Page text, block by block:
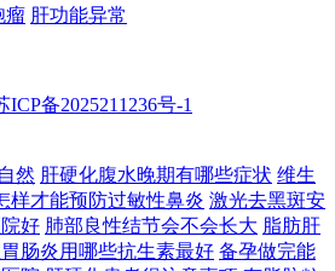
瘤 肝功能异常
ICP备2025211236号-1
然 肝硬化腹水晚期有哪些症状 维生
样才能预防过敏性鼻炎 激光去黑斑安
好 肺部良性结节会不会长大 脂肪肝
肠炎用哪些抗生素最好 备孕做完能